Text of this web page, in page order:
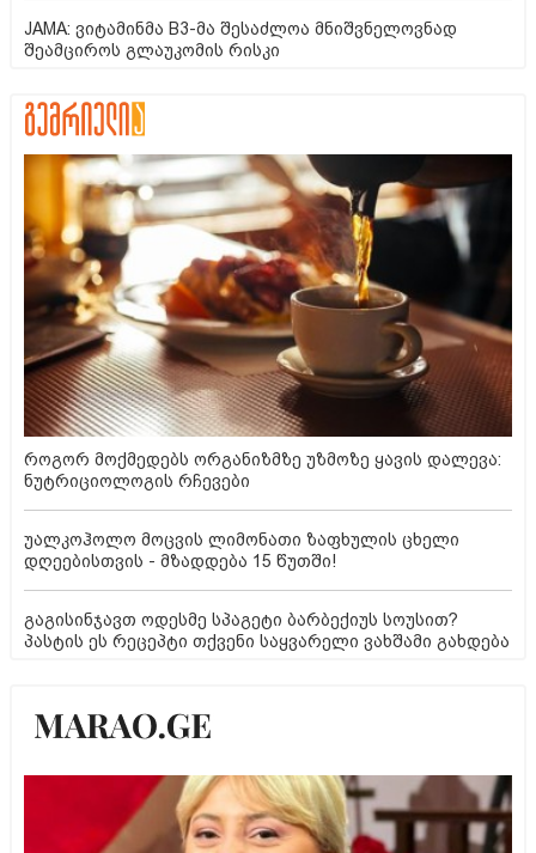
JAMA: ვიტამინმა B3-მა შესაძლოა მნიშვნელოვნად
შეამციროს გლაუკომის რისკი
როგორ მოქმედებს ორგანიზმზე უზმოზე ყავის დალევა:
ნუტრიციოლოგის რჩევები
უალკოჰოლო მოცვის ლიმონათი ზაფხულის ცხელი
დღეებისთვის - მზადდება 15 წუთში!
გაგისინჯავთ ოდესმე სპაგეტი ბარბექიუს სოუსით?
პასტის ეს რეცეპტი თქვენი საყვარელი ვახშამი გახდება